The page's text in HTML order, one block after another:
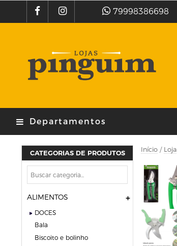
79998386698
Departamentos
Início / Loja
CATEGORIAS DE PRODUTOS
ALIMENTOS
DOCES
bala
biscoito e bolinho